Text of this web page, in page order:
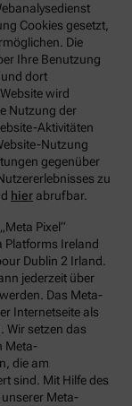
Cookies gesetzt,
Die
Ihre Benutzung
dort
wird
Nutzung der
Aktivitäten
Nutzung
gegenüber
zu
hier abrufbar.
Pixel“
Platforms Ireland
Dublin 2 Irland.
jederzeit über
Das Meta-
Internetseite als
Wir setzen das
Meta-
die am
sind. Mit Hilfe des
Meta-